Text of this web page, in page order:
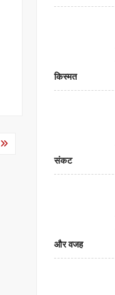
किस्मत
संकट
और वजह